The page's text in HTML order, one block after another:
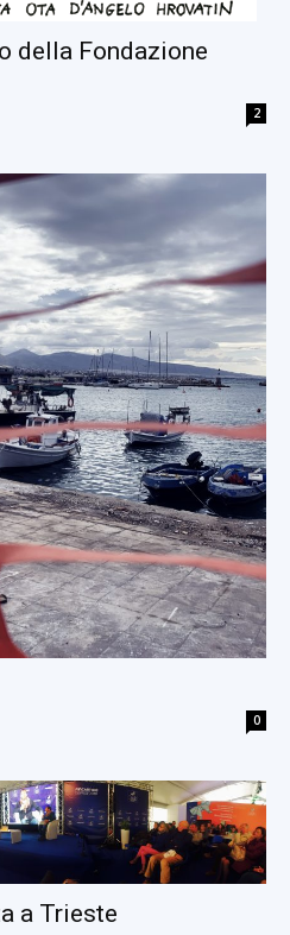
della Fondazione
2
0
a Trieste